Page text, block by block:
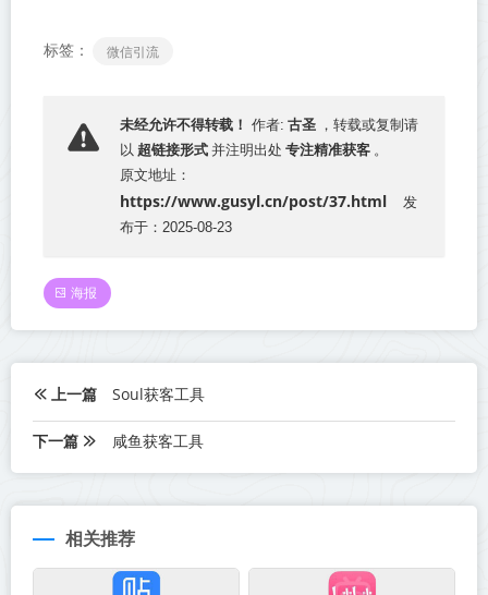
标签： 微信引流
未经允许不得转载！ 作者: 古圣 ，转载或复制请
以 超链接形式 并注明出处 专注精准获客 。
原文地址：
https://www.gusyl.cn/post/37.html
发
布于：2025-08-23
海报
上一篇 Soul获客工具
下一篇 咸鱼获客工具
相关推荐